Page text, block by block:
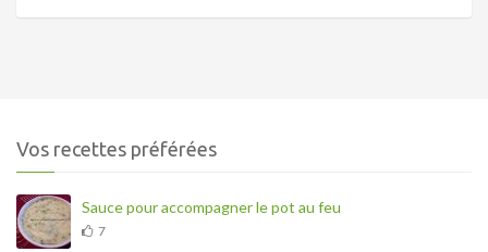
Vos recettes préférées
Sauce pour accompagner le pot au feu
7